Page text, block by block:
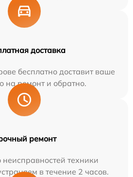
доставка
бесплатно доставит ваше
на ремонт и обратно.
ремонт
техники
в течение 2 часов.